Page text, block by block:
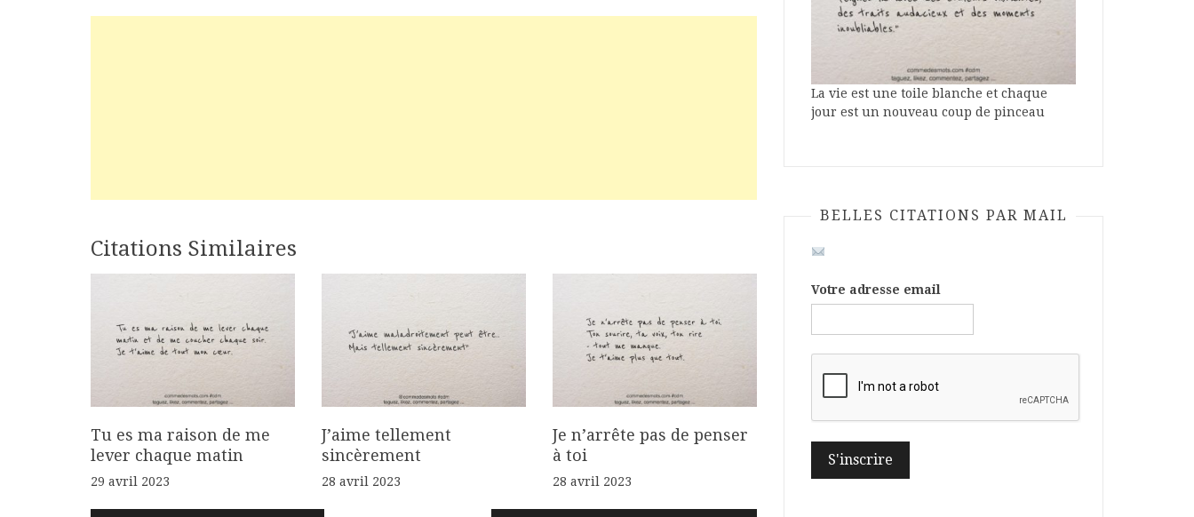
Citations Similaires
Tu es ma raison de me
lever chaque matin
29 avril 2023
J’aime tellement
sincèrement
28 avril 2023
Je n’arrête pas de penser
à toi
28 avril 2023
Navigation
de
La vie est une toile blanche et chaque
jour est un nouveau coup de pinceau
BELLES CITATIONS PAR MAIL
Votre adresse email